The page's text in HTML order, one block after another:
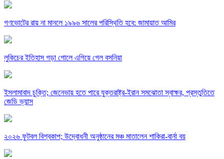
গণভোটের রায় না মানলে ১৯৯৬ সালের পরিস্থিতি হবে: জামায়াত আমির
লুকিচের ইতিহাস গড়া গোলে এগিয়ে গেল বসনিয়া
ইসলামাবাদ চুক্তি; জেনেভায় হতে পারে যুক্তরাষ্ট্র-ইরান সমঝোতা স্বাক্ষর, প্রস্তুতিতে
জেডি ভ্যান্স
২০২৬ ফুটবল বিশ্বকাপ; উদ্বোধনী অনুষ্ঠানের মঞ্চ মাতালেন শাকিরা-বার্না বয়